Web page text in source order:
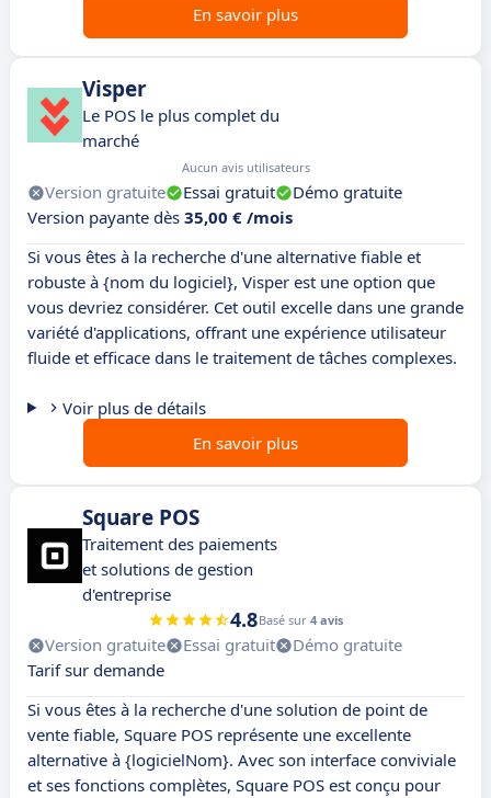
En savoir plus
Visper
Le POS le plus complet du
marché
Aucun avis utilisateurs
Version gratuite Essai gratuit
Démo gratuite
Version payante dès 35,00 € /mois
Si vous êtes à la recherche d'une alternative fiable et
robuste à {nom du logiciel}, Visper est une option que
vous devriez considérer. Cet outil excelle dans une grande
variété d'applications, offrant une expérience utilisateur
fluide et efficace dans le traitement de tâches complexes.
Voir plus de détails
En savoir plus
Square POS
Traitement des paiements
et solutions de gestion
d'entreprise
4.8Basé sur 4 avis
Version gratuite Essai gratuit
Démo gratuite
Tarif sur demande
Si vous êtes à la recherche d'une solution de point de
vente fiable, Square POS représente une excellente
alternative à {logicielNom}. Avec son interface conviviale
et ses fonctions complètes, Square POS est conçu pour